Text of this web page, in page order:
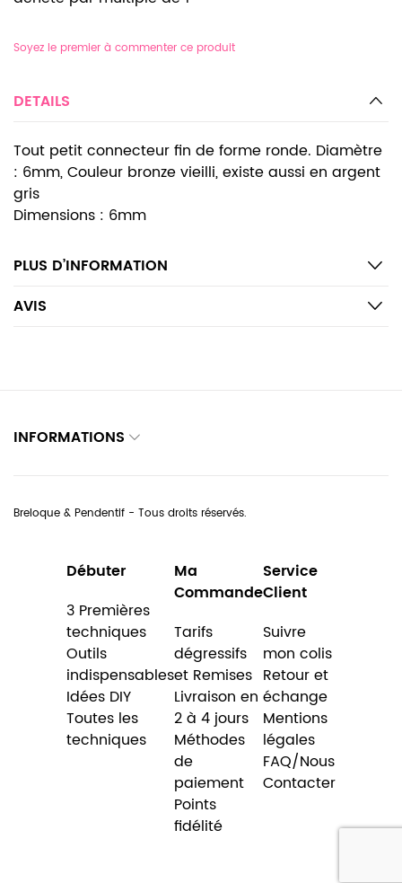
Soyez le premier à commenter ce produit
DETAILS
Tout petit connecteur fin de forme ronde. Diamètre
: 6mm, Couleur bronze vieilli, existe aussi en argent
gris
Dimensions : 6mm
PLUS D’INFORMATION
AVIS
INFORMATIONS
Breloque & Pendentif - Tous droits réservés.
Débuter
3 Premières
techniques
Outils
indispensables
Idées DIY
Toutes les
techniques
Ma
Commande
Tarifs
dégressifs
et Remises
Livraison en
2 à 4 jours
Méthodes
de
paiement
Points
fidélité
Service
Client
Suivre
mon colis
Retour et
échange
Mentions
légales
FAQ/Nous
Contacter